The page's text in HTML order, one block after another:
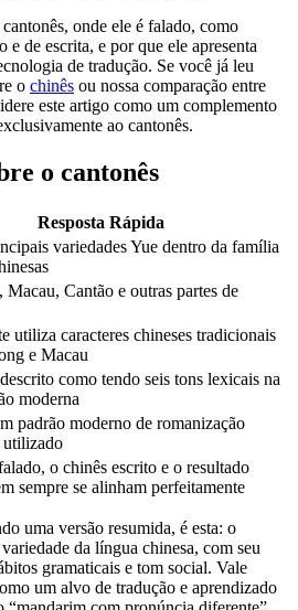
onde ele é falado, como
e de escrita, e por que ele apresenta
de tradução. Se você já leu
o chinês ou nossa comparação entre
este artigo como um complemento
ao cantonês.
o cantonês
Resposta Rápida
variedades Yue dentro da família
Cantão e outras partes de
utiliza caracteres chineses tradicionais
e Macau
como tendo seis tons lexicais na
moderna
padrão moderno de romanização
utilizado
o chinês escrito e o resultado
sempre se alinham perfeitamente
uma versão resumida, é esta: o
da língua chinesa, com seu
gramaticais e tom social. Vale
um alvo de tradução e aprendizado